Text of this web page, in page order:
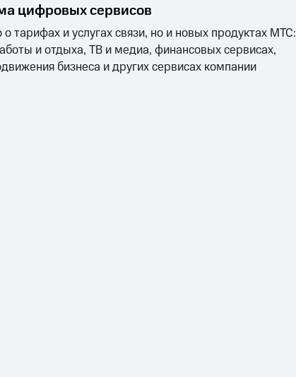
цифровых сервисов
тарифах и услугах связи, но и новых продуктах МТС:
и отдыха, ТВ и медиа, финансовых сервисах,
бизнеса и других сервисах компании